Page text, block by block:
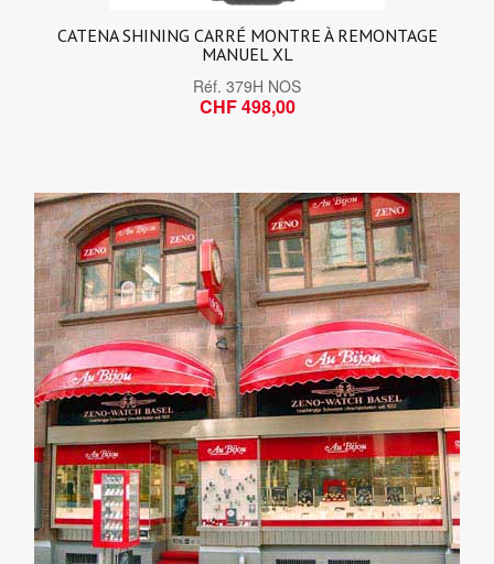
CATENA SHINING CARRÉ MONTRE À REMONTAGE
MANUEL XL
Réf. 379H NOS
CHF 498,00